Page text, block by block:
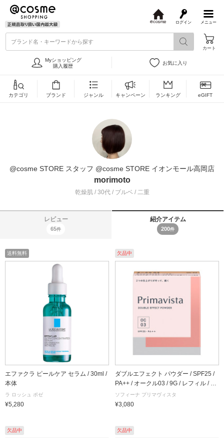
メニュー
ログイン
s
ブランド名・キーワードから探す
カート
Myショッピング
購入履歴
お気に入り
カテゴリ ブランド ジャンル キャンペーン ランキング eGIFT
@cosme STORE スタッフ @cosme STORE イオンモール高岡店
morimoto
乾燥肌 / 30代 / ブルベ / 二重
レビュー
65件
紹介アイテム
200件
送料無料
エファクラ ピールケア セラム / 30ml /
本体
ラ ロッシュ ポゼ
¥5,280
欠品中
ダブルエフェクト パウダー / SPF25 /
PA++ / オークル03 / 9G / レフィル / 無
香料
ソフィーナ プリマヴィスタ
¥3,080
欠品中 欠品中